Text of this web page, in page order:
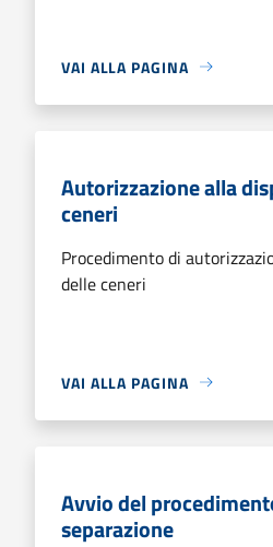
VAI ALLA PAGINA
Autorizzazione alla
ceneri
Procedimento di
delle ceneri
VAI ALLA PAGINA
Avvio del
separazione